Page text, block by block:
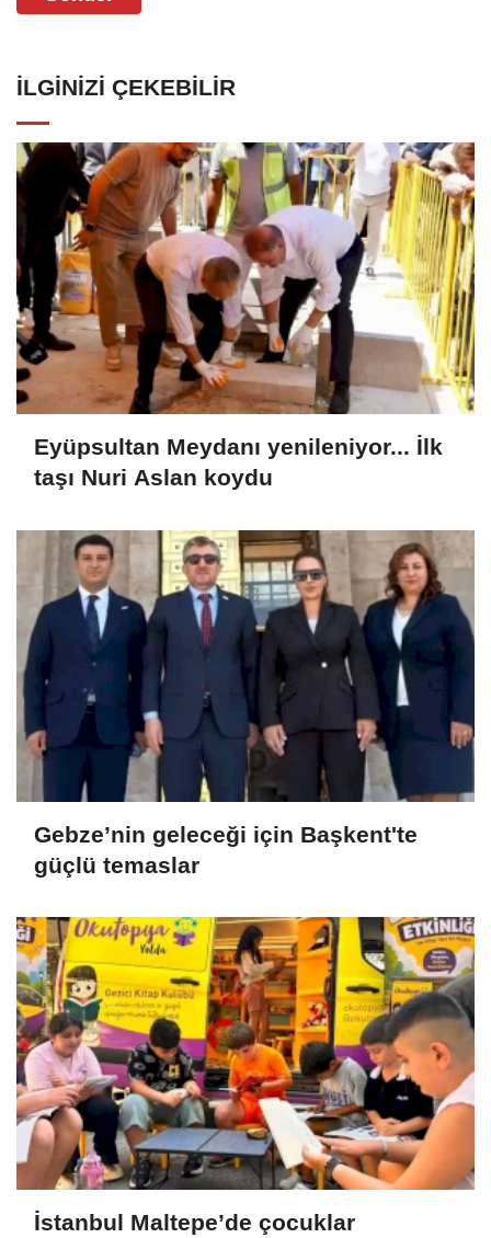
İLGINIZI ÇEKEBILIR
Eyüpsultan Meydanı yenileniyor... İlk
taşı Nuri Aslan koydu
Gebze’nin geleceği için Başkent'te
güçlü temaslar
İstanbul Maltepe’de çocuklar